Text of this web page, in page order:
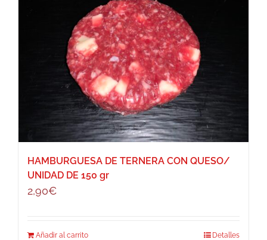
HAMBURGUESA DE TERNERA CON QUESO/
UNIDAD DE 150 gr
2,90€
Añadir al carrito Detalles